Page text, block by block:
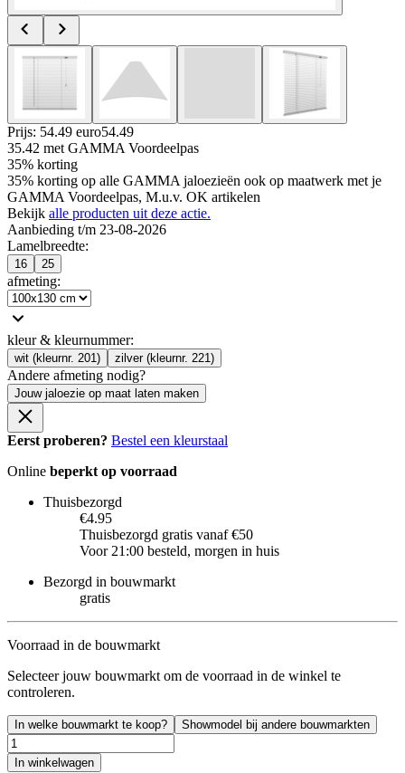
Prijs: 54.49 euro54.49
35.42 met GAMMA Voordeelpas
35% korting
35% korting op alle GAMMA jaloezieën ook op maatwerk met je
GAMMA Voordeelpas, M.u.v. OK artikelen
Bekijk alle producten uit deze actie.
Aanbieding t/m 23-08-2026
Lamelbreedte:
16 25
afmeting:
kleur & kleurnummer:
wit (kleurnr. 201) zilver (kleurnr. 221)
Andere afmeting nodig?
Jouw jaloezie op maat laten maken
Eerst proberen? Bestel een kleurstaal
Online beperkt op voorraad
Thuisbezorgd
€4.95
Thuisbezorgd gratis vanaf €50
Voor 21:00 besteld, morgen in huis
Bezorgd in bouwmarkt
gratis
Voorraad in de bouwmarkt
Selecteer jouw bouwmarkt om de voorraad in de winkel te
controleren.
In welke bouwmarkt te koop? Showmodel bij andere bouwmarkten
In winkelwagen